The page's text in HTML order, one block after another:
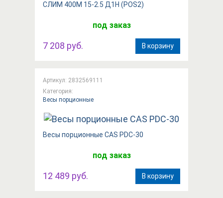
СЛИМ 400М 15-2.5 Д1Н (POS2)
под заказ
7 208 руб. В корзину
Артикул: 2832569111
Категория:
Весы порционные
Весы порционные CAS PDC-30
под заказ
12 489 руб. В корзину